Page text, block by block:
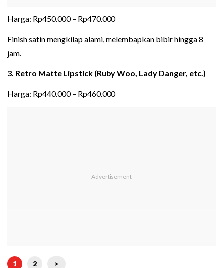
Harga: Rp450.000 – Rp470.000
Finish satin mengkilap alami, melembapkan bibir hingga 8
jam.
3. Retro Matte Lipstick (Ruby Woo, Lady Danger, etc.)
Harga: Rp440.000 – Rp460.000
1 2 >